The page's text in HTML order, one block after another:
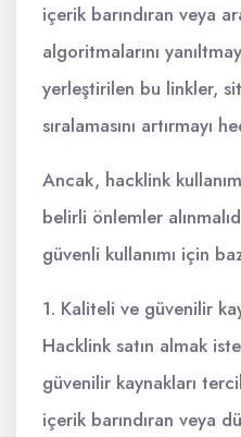
içerik barındıran veya
algoritmalarını
yerleştirilen bu linkler,
sıralamasını artırmayı
Ancak, hacklink
belirli önlemler
güvenli kullanımı için
1. Kaliteli ve güvenilir
Hacklink satın almak
güvenilir kaynakları
içerik barındıran veya